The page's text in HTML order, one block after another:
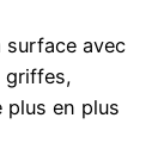
avec
griffes,
plus en plus